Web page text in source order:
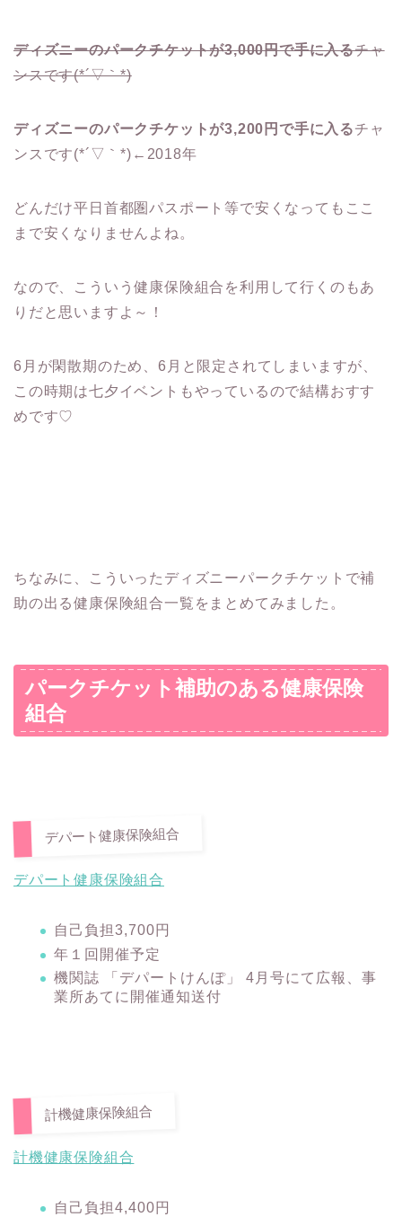
ディズニーのパークチケットが3,000円で手に入るチャ
ンスです(*´▽｀*)
ディズニーのパークチケットが3,200円で手に入るチャ
ンスです(*´▽｀*)←2018年
どんだけ平日首都圏パスポート等で安くなってもここ
まで安くなりませんよね。
なので、こういう健康保険組合を利用して行くのもあ
りだと思いますよ～！
6月が閑散期のため、6月と限定されてしまいますが、
この時期は七夕イベントもやっているので結構おすす
めです♡
ちなみに、こういったディズニーパークチケットで補
助の出る健康保険組合一覧をまとめてみました。
パークチケット補助のある健康保険
組合
デパート健康保険組合
デパート健康保険組合
自己負担3,700円
年１回開催予定
機関誌 「デパートけんぽ」 4月号にて広報、事
業所あてに開催通知送付
計機健康保険組合
計機健康保険組合
自己負担4,400円